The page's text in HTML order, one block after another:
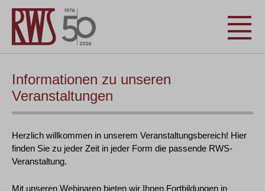
Informationen zu unseren
Veranstaltungen
Herzlich willkommen in unserem Veranstaltungsbereich! Hier
finden Sie zu jeder Zeit in jeder Form die passende RWS-
Veranstaltung.
Mit unseren Webinaren bieten wir Ihnen Fortbildungen in